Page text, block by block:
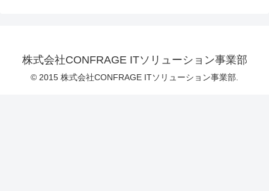
株式会社CONFRAGE ITソリューション事業部
© 2015 株式会社CONFRAGE ITソリューション事業部.